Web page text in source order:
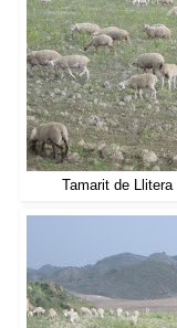
Tamarit de